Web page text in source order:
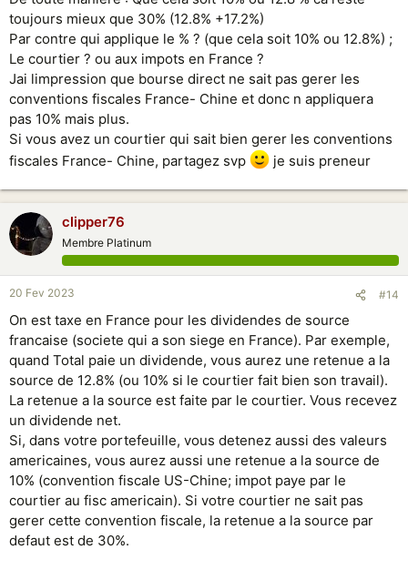
toujours mieux que 30% (12.8% +17.2%)
Par contre qui applique le % ? (que cela soit 10% ou 12.8%) ;
Le courtier ? ou aux impots en France ?
Jai limpression que bourse direct ne sait pas gerer les
conventions fiscales France- Chine et donc n appliquera
pas 10% mais plus.
Si vous avez un courtier qui sait bien gerer les conventions
fiscales France- Chine, partagez svp
je suis preneur
clipper76
Membre Platinum
20 Fev 2023 #14
On est taxe en France pour les dividendes de source
francaise (societe qui a son siege en France). Par exemple,
quand Total paie un dividende, vous aurez une retenue a la
source de 12.8% (ou 10% si le courtier fait bien son travail).
La retenue a la source est faite par le courtier. Vous recevez
un dividende net.
Si, dans votre portefeuille, vous detenez aussi des valeurs
americaines, vous aurez aussi une retenue a la source de
10% (convention fiscale US-Chine; impot paye par le
courtier au fisc americain). Si votre courtier ne sait pas
gerer cette convention fiscale, la retenue a la source par
defaut est de 30%.